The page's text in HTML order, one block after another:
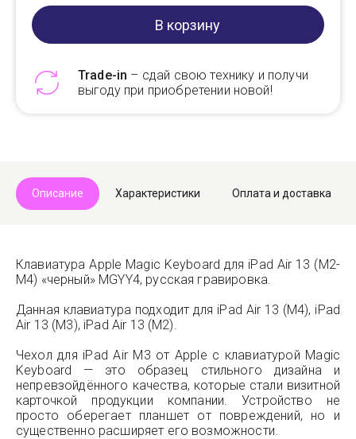
В корзину
Trade-in – сдай свою технику и получи
выгоду при приобретении новой!
Описание Характеристики Оплата и доставка
Клавиатура Apple Magic Keyboard для iPad Air 13 (M2-
M4) «черный» MGYY4, русская гравировка.
Данная клавиатура подходит для iPad Air 13 (M4), iPad
Air 13 (M3), iPad Air 13 (M2).
Чехол для iPad Air М3 от Apple с клавиатурой Magic
Keyboard — это образец стильного дизайна и
непревзойдённого качества, которые стали визитной
карточкой продукции компании. Устройство не
просто оберегает планшет от повреждений, но и
существенно расширяет его возможности.